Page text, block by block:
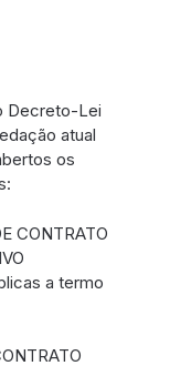
Decreto-Lei
atual
os
CONTRATO
a termo